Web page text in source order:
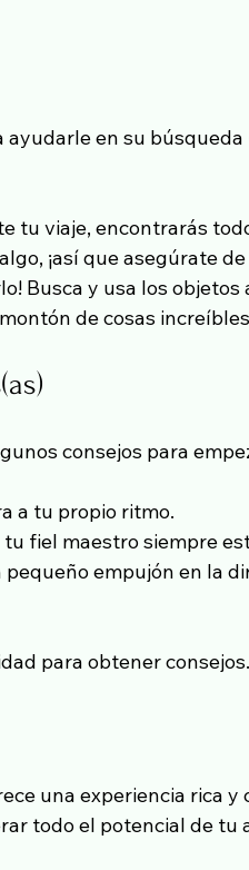
en su búsqueda
tu viaje, encontrarás
¡así que asegúrate
Busca y usa los objetos
de cosas
consejos para
a tu propio ritmo.
tu fiel maestro siempre
pequeño empujón en la
para obtener consejos.
una experiencia rica y
todo el potencial de tu